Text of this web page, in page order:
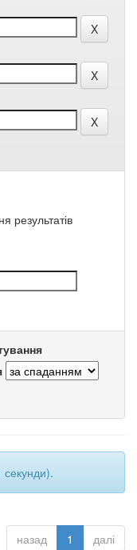
результатів
секунди).
назад 1 далі